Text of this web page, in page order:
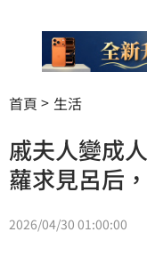
首頁 生活
戚夫人變成
蘿求見呂后
2026/04/30 01:00:00